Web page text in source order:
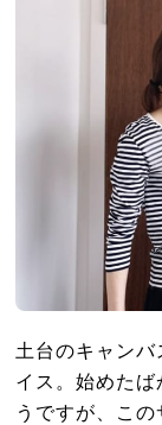
土台のキャン
イス。始めた
うですが、こ